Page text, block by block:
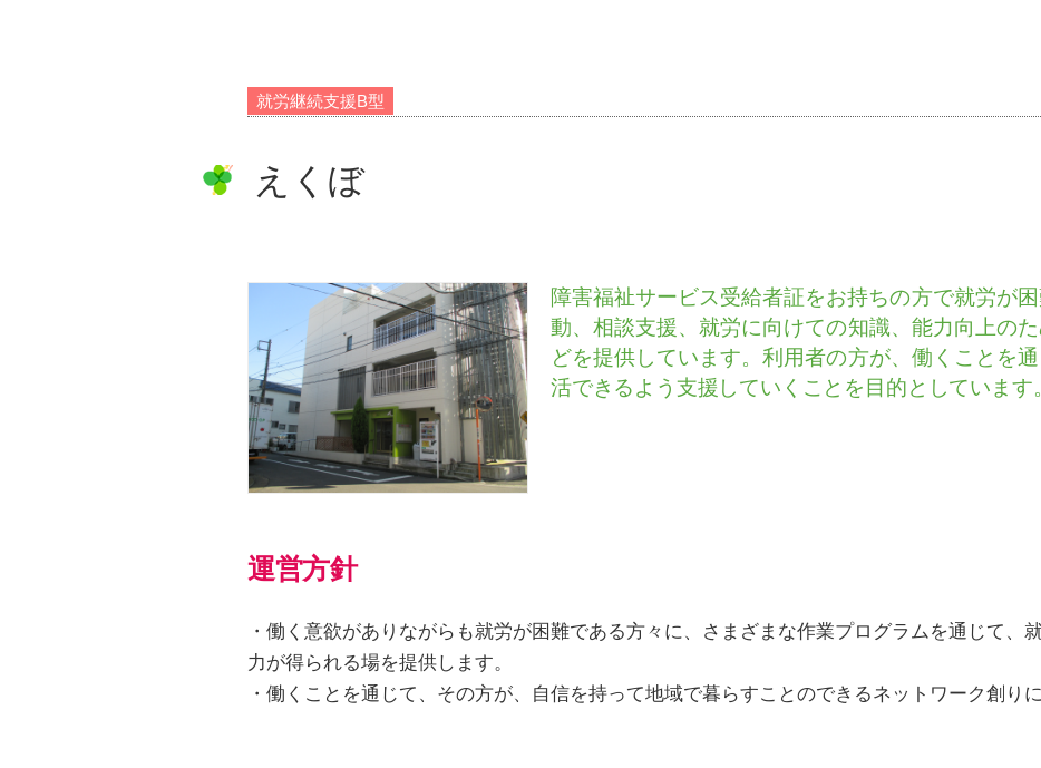
就労継続支援B型
えくぼ
障害福祉サービス受給者証をお持ちの方で就労が
動、相談支援、就労に向けての知識、能力向上の
どを提供しています。利用者の方が、働くことを
活できるよう支援していくことを目的としています。
運営方針
・働く意欲がありながらも就労が困難である方々に、さまざまな作業プログラムを通じて、
力が得られる場を提供します。
・働くことを通じて、その方が、自信を持って地域で暮らすことのできるネットワーク創りに